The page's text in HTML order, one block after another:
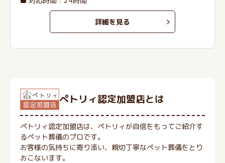
詳細を見る
ぺトリィ認定加盟店とは
ペトリィ認定加盟店は、ペトリィが自信をもってご紹介す
るペット葬儀のプロです。
お客様の気持ちに寄り添い、親切丁寧なペット葬儀をとり
おこないます。